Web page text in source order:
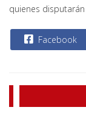
quienes
Facebook